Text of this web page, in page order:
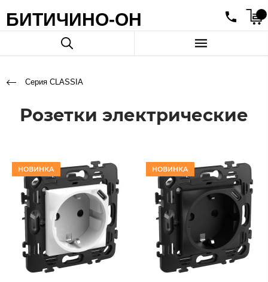
БИТИЧИНО-ОН
Серия CLASSIA
Розетки электрические
НОВИНКА НОВИНКА